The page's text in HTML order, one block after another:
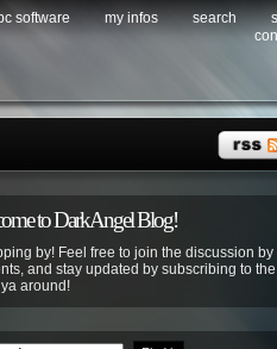
software my infos search
to DarkAngel Blog!
by! Feel free to join the discussion by
and stay updated by subscribing to the
around!